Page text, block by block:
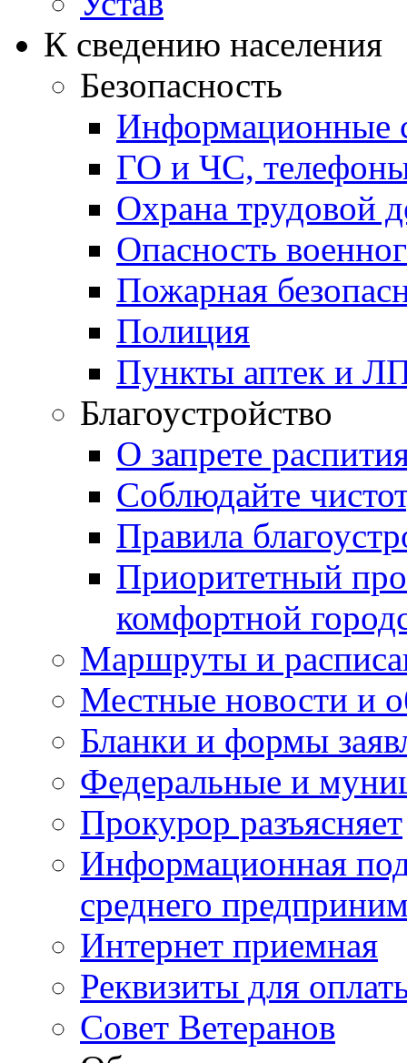
К сведению населения
Безопасность
Информационные
ГО и ЧС,
Охрана трудовой
Опасность
Пожарная
Полиция
Пункты аптек и
Благоустройство
О запрете
Соблюдайте
Правила
Приоритетный
комфортной
Маршруты и
Местные новости и
Бланки и формы
Федеральные и
Прокурор разъясняет
Информационная
среднего
Интернет приемная
Реквизиты для
Совет Ветеранов